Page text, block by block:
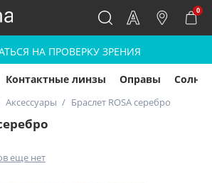
0
НА ПРОВЕРКУ ЗРЕНИЯ
Контактные линзы Оправы
Аксессуары Браслет ROSA серебро
еще нет